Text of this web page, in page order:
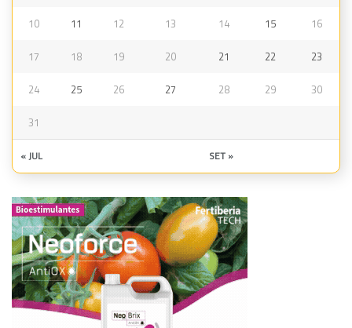
10 11 12 13 14 15 16
17 18 19 20 21 22 23
24 25 26 27 28 29 30
31
« JUL SET »